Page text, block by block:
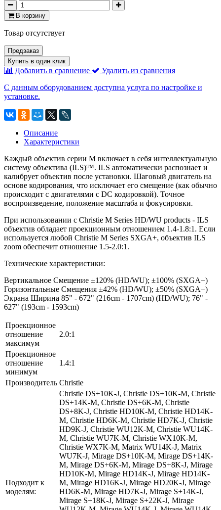
В корзину
Товар отсутствует
Предзаказ
Купить в один клик
Добавить в сравнение
Удалить из сравнения
С данным оборудованием доступна услуга по настройке и
установке.
Описание
Характеристики
Каждый объектив серии М включает в себя интеллектуальную
систему объектива (ILS)™. ILS автоматически распознает и
калибрует объектив после установки. Шаговый двигатель на
основе кодирования, что исключает его смещение (как обычно
происходит с двигателями с DC кодировкой). Точное
воспроизведение, положение масштаба и фокусировки.
При использовании с Christie M Series HD/WU products - ILS
объектив обладает проекционным отношением 1.4-1.8:1. Если
используется любой Christie M Series SXGA+, объектив ILS
zoom обеспечит отношение 1.5-2.0:1.
Технические характеристики:
Вертикальное Смещение ±120% (HD/WU); ±100% (SXGA+)
Горизонтальные Смещения ±42% (HD/WU); ±50% (SXGA+)
Экрана Ширина 85" - 672" (216cm - 1707cm) (HD/WU); 76" -
627" (193cm - 1593cm)
Проекционное
отношение
максимум
2.0:1
Проекционное
отношение
минимум
1.4:1
Производитель Christie
Подходит к
моделям:
Christie DS+10K-J, Christie DS+10K-M, Christie
DS+14K-M, Christie DS+6K-M, Christie
DS+8K-J, Christie HD10K-M, Christie HD14K-
M, Christie HD6K-M, Christie HD7K-J, Christie
HD9K-J, Christie WU12K-M, Christie WU14K-
M, Christie WU7K-M, Christie WX10K-M,
Christie WX7K-M, Matrix WU14K-J, Matrix
WU7K-J, Mirage DS+10K-M, Mirage DS+14K-
M, Mirage DS+6K-M, Mirage DS+8K-J, Mirage
HD10K-M, Mirage HD14K-J, Mirage HD14K-
M, Mirage HD16K-J, Mirage HD20K-J, Mirage
HD6K-M, Mirage HD7K-J, Mirage S+14K-J,
Mirage S+18K-J, Mirage S+22K-J, Mirage